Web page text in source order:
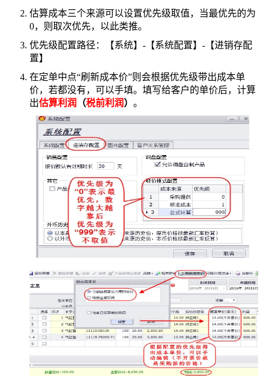
估算成本三个来源可以设置优先级取值，当最优先的为
0，则取次优先，以此类推。
优先级配置路径：【系统】-【系统配置】-【进销存配
置】
在定单中点“刷新成本价”则会根据优先级带出成本单
价，若都没有，可以手填。填写给客户的单价后，计算
出估算利润 （税前利润） 。